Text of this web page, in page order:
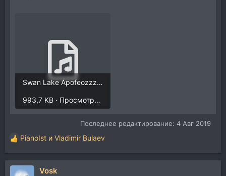
Swan Lake Apofeozzz.mp3
993,7 KB · Просмотры: 1.398
Последнее редактирование: 4 Авг 2019
Р
е
а
PianoIst и Vladimir Bulaev
Vosk